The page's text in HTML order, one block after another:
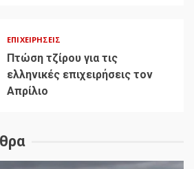
ΕΠΙΧΕΙΡΉΣΕΙΣ
Πτώση τζίρου για τις
ελληνικές επιχειρήσεις τον
Απρίλιο